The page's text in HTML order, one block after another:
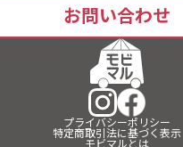
お問い合わせ
プライバシーポリシー
特定商取引法に基づく表示
モビマルとは